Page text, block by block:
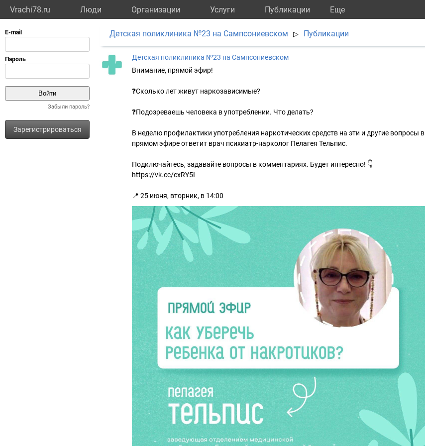
Vrachi78.ru Люди Организации Услуги Публикации Eще
Забыли пароль?
Зарегистрироваться
Детская поликлиника №23 на Сампсониевском ▷ Публикации
Детская поликлиника №23 на Сампсониевском
Внимание, прямой эфир!
❓Сколько лет живут наркозависимые?
❓Подозреваешь человека в употреблении. Что делать?
В неделю профилактики употребления наркотических средств на эти и другие вопросы в
прямом эфире ответит врач психиатр-нарколог Пелагея Тельпис.
Подключайтесь, задавайте вопросы в комментариях. Будет интересно! 👇
https://vk.cc/cxRY5I
📍 25 июня, вторник, в 14:00